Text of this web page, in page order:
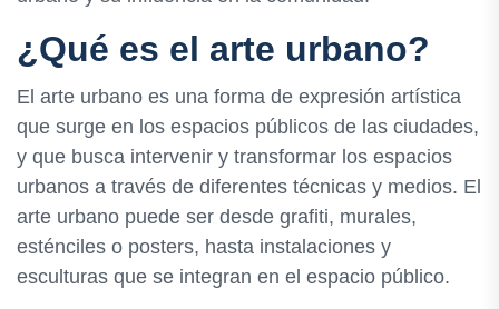
¿Qué es el arte urbano?
El arte urbano es una forma de expresión artística
que surge en los espacios públicos de las ciudades,
y que busca intervenir y transformar los espacios
urbanos a través de diferentes técnicas y medios. El
arte urbano puede ser desde grafiti, murales,
esténciles o posters, hasta instalaciones y
esculturas que se integran en el espacio público.